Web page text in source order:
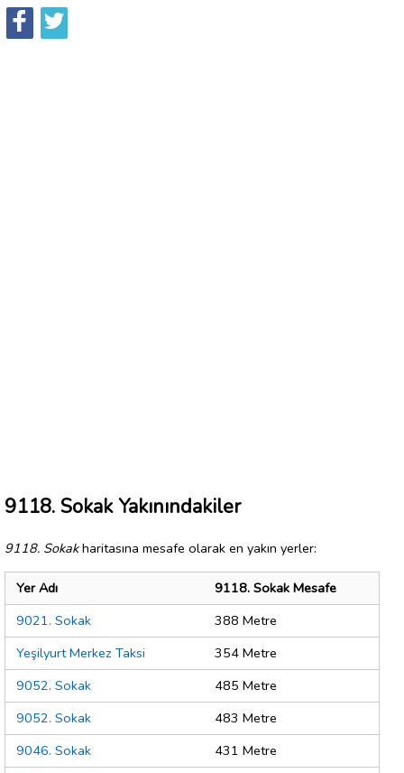
9118. Sokak Yakınındakiler
9118. Sokakharitasına mesafe olarak en yakın yerler:
Yer Adı
9118. Sokak Mesafe
9021. Sokak
388 Metre
Yeşilyurt Merkez Taksi
354 Metre
9052. Sokak
485 Metre
9052. Sokak
483 Metre
9046. Sokak
431 Metre